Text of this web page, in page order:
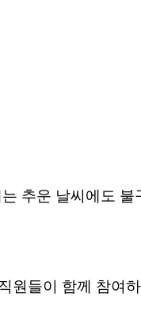
추운 날씨에도 불
원들이 함께 참여